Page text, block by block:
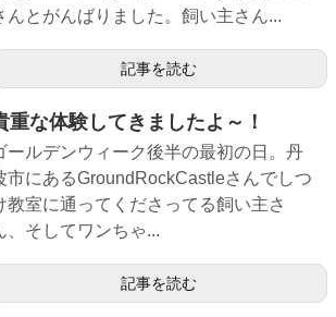
んとがんばりました。飼い主さん...
記事を読む
重な体験してきましたよ～！
ールデンウィーク後半の最初の日。丹
市にあるGroundRockCastleさんでしつ
教室に通ってくださってる飼い主さ
、そしてワンちゃ...
記事を読む